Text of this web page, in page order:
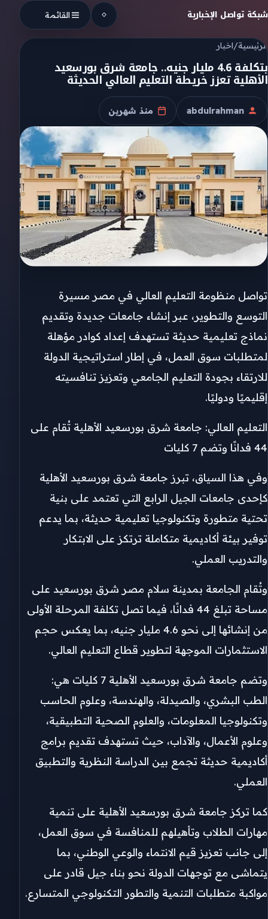
Skip to content
شبكة تواصل الإخبارية القائمة
الرئيسية/اخبار
بتكلفة 4.6 مليار جنيه.. جامعة شرق بورسعيد
الأهلية تعزز خريطة التعليم العالي الحديثة
الكاتب
abdulrahman
تاريخ النشر
منذ شهرين
تواصل منظومة التعليم العالي في مصر مسيرة
التوسع والتطوير، عبر إنشاء جامعات جديدة وتقديم
نماذج تعليمية حديثة تستهدف إعداد كوادر مؤهلة
لمتطلبات سوق العمل، في إطار استراتيجية الدولة
للارتقاء بجودة التعليم الجامعي وتعزيز تنافسيته
إقليميًا ودوليًا.
التعليم العالي: جامعة شرق بورسعيد الأهلية تُقام على
44 فدانًا وتضم 7 كليات
وفي هذا السياق، تبرز جامعة شرق بورسعيد الأهلية
كإحدى جامعات الجيل الرابع التي تعتمد على بنية
تحتية متطورة وتكنولوجيا تعليمية حديثة، بما يدعم
توفير بيئة أكاديمية متكاملة ترتكز على الابتكار
والتدريب العملي.
وتُقام الجامعة بمدينة سلام مصر شرق بورسعيد على
مساحة تبلغ 44 فدانًا، فيما تصل تكلفة المرحلة الأولى
من إنشائها إلى نحو 4.6 مليار جنيه، بما يعكس حجم
الاستثمارات الموجهة لتطوير قطاع التعليم العالي.
وتضم جامعة شرق بورسعيد الأهلية 7 كليات هي:
الطب البشري، والصيدلة، والهندسة، وعلوم الحاسب
وتكنولوجيا المعلومات، والعلوم الصحية التطبيقية،
وعلوم الأعمال، والآداب، حيث تستهدف تقديم برامج
أكاديمية حديثة تجمع بين الدراسة النظرية والتطبيق
العملي.
كما تركز جامعة شرق بورسعيد الأهلية على تنمية
مهارات الطلاب وتأهيلهم للمنافسة في سوق العمل،
إلى جانب تعزيز قيم الانتماء والوعي الوطني، بما
يتماشى مع توجهات الدولة نحو بناء جيل قادر على
مواكبة متطلبات التنمية والتطور التكنولوجي المتسارع.